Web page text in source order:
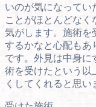
いのが気になってい
ことがほとんどなく
気がします。施術を
するかなと心配もあ
です。外見は中身に
術を受けたという以
くしてくれると思い